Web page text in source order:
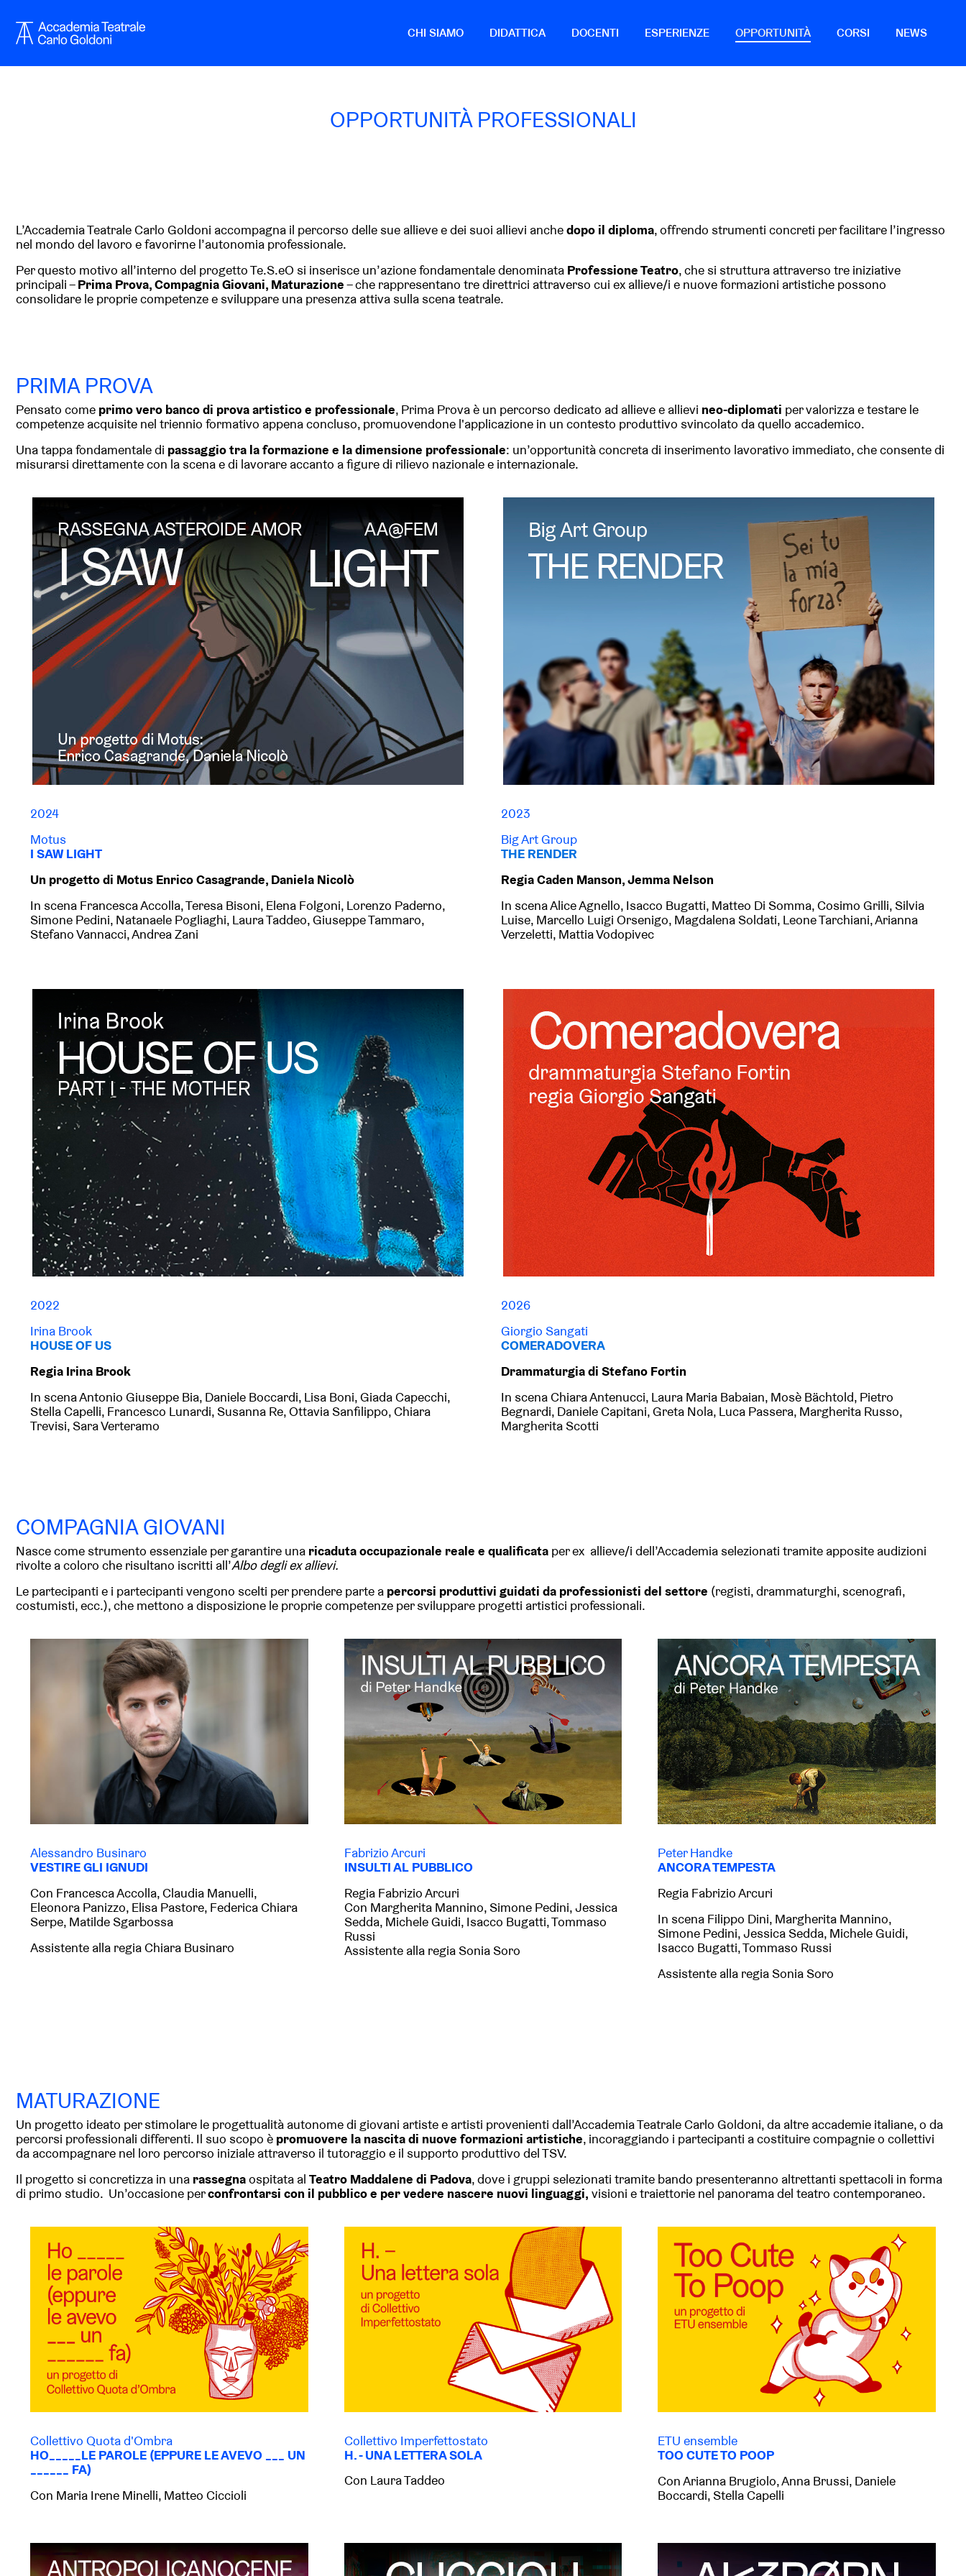
CHI SIAMO DIDATTICA DOCENTI ESPERIENZE OPPORTUNITÀ CORSI NEWS
OPPORTUNITÀ PROFESSIONALI
L’Accademia Teatrale Carlo Goldoni accompagna il percorso delle sue allieve e dei suoi allievi anchedopo il diploma, offrendo strumenti concreti per facilitare l’ingresso
nel mondo del lavoro e favorirne l’autonomia professionale.
Per questo motivo all’interno del progetto Te.S.eO si inserisce un’azione fondamentale denominata Professione Teatro, che si struttura attraverso tre iniziative
principali –Prima Prova, Compagnia Giovani, Maturazione– che rappresentano tre direttrici attraverso cui ex allieve/i e nuove formazioni artistiche possono
consolidare le proprie competenze e sviluppare una presenza attiva sulla scena teatrale.
PRIMA PROVA
Pensato come primo vero banco di prova artistico e professionale, Prima Prova è un percorso dedicato ad allieve e allievi neo-diplomati per valorizza e testare le
competenze acquisite nel triennio formativo appena concluso, promuovendone l'applicazione in un contesto produttivo svincolato da quello accademico.
Una tappa fondamentale di passaggio tra la formazione e la dimensione professionale: un’opportunità concreta di inserimento lavorativo immediato, che consente di
misurarsi direttamente con la scena e di lavorare accanto a figure di rilievo nazionale e internazionale.
2024
Motus
I SAW LIGHT
Un progetto di Motus Enrico Casagrande, Daniela Nicolò
In scena Francesca Accolla, Teresa Bisoni, Elena Folgoni, Lorenzo Paderno,
Simone Pedini, Natanaele Pogliaghi, Laura Taddeo, Giuseppe Tammaro,
Stefano Vannacci, Andrea Zani
2023
Big Art Group
THE RENDER
Regia Caden Manson, Jemma Nelson
In scenaAlice Agnello, Isacco Bugatti, Matteo Di Somma, Cosimo Grilli, Silvia
Luise, Marcello Luigi Orsenigo, Magdalena Soldati, Leone Tarchiani, Arianna
Verzeletti, Mattia Vodopivec
2022
Irina Brook
HOUSE OF US
Regia Irina Brook
In scenaAntonio Giuseppe Bia, Daniele Boccardi, Lisa Boni, Giada Capecchi,
Stella Capelli, Francesco Lunardi, Susanna Re, Ottavia Sanfilippo, Chiara
Trevisi, SaraVerteramo
2026
Giorgio Sangati
COMERADOVERA
Drammaturgia di Stefano Fortin
In scena Chiara Antenucci, Laura Maria Babaian, Mosè Bächtold, Pietro
Begnardi, Daniele Capitani, Greta Nola, Luca Passera, Margherita Russo,
Margherita Scotti
COMPAGNIA GIOVANI
Nasce come strumento essenziale per garantire una ricaduta occupazionale reale e qualificata per ex allieve/i dell’Accademia selezionati tramite apposite audizioni
rivolte a coloro che risultano iscritti all’Albo degli ex allievi.
Le partecipanti e i partecipanti vengono scelti per prendere parte a percorsi produttivi guidati da professionisti del settore (registi, drammaturghi, scenografi,
costumisti, ecc.), che mettono a disposizione le proprie competenze per sviluppare progetti artistici professionali.
Alessandro Businaro
VESTIRE GLI IGNUDI
Con Francesca Accolla, Claudia Manuelli,
Eleonora Panizzo, Elisa Pastore, Federica Chiara
Serpe, Matilde Sgarbossa
Assistente alla regia Chiara Businaro
Fabrizio Arcuri
INSULTI AL PUBBLICO
Regia Fabrizio Arcuri
Con Margherita Mannino, Simone Pedini, Jessica
Sedda, Michele Guidi, Isacco Bugatti, Tommaso
Russi
Assistente alla regia Sonia Soro
Peter Handke
ANCORA TEMPESTA
Regia Fabrizio Arcuri
In scena Filippo Dini, Margherita Mannino,
Simone Pedini, Jessica Sedda, Michele Guidi,
Isacco Bugatti, Tommaso Russi
Assistente alla regia Sonia Soro
MATURAZIONE
Un progetto ideato per stimolare le progettualità autonome di giovani artiste e artisti provenienti dall’Accademia Teatrale Carlo Goldoni, da altre accademie italiane, o da
percorsi professionali differenti. Il suo scopo è promuovere la nascita di nuove formazioni artistiche, incoraggiando i partecipanti a costituire compagnie o collettivi
da accompagnare nel loro percorso iniziale attraverso il tutoraggio e il supporto produttivo del TSV.
Il progetto si concretizza in una rassegnaospitata al Teatro Maddalene di Padova, dove i gruppi selezionati tramite bando presenteranno altrettanti spettacoli in forma
di primo studio. Un’occasione perconfrontarsi con il pubblico e per vedere nascere nuovi linguaggi, visioni e traiettorie nel panorama del teatro contemporaneo.
Collettivo Quota d'Ombra
HO_____LE PAROLE (EPPURE LE AVEVO ___ UN
______ FA)
Con Maria Irene Minelli, Matteo Ciccioli
Collettivo Imperfettostato
H. - UNA LETTERA SOLA
Con Laura Taddeo
ETU ensemble
TOO CUTE TO POOP
Con Arianna Brugiolo, Anna Brussi, Daniele
Boccardi, Stella Capelli